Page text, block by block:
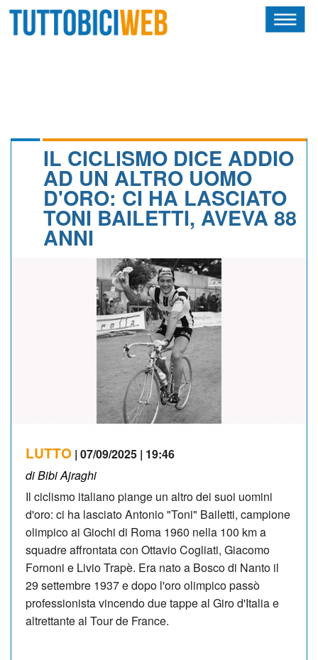
CALENDARIO
ALBI D'ORO
IL CICLISMO DICE ADDIO
AD UN ALTRO UOMO
D'ORO: CI HA LASCIATO
TONI BAILETTI, AVEVA 88
ANNI
LUTTO | 07/09/2025 | 19:46
di Bibi Ajraghi
Il ciclismo italiano piange un altro dei suoi uomini
d'oro: ci ha lasciato Antonio "Toni" Bailetti, campione
olimpico ai Giochi di Roma 1960 nella 100 km a
squadre affrontata con Ottavio Cogliati, Giacomo
Fornoni e Livio Trapè. Era nato a Bosco di Nanto il
29 settembre 1937 e dopo l'oro olimpico passò
professionista vincendo due tappe al Giro d'Italia e
altrettante al Tour de France.